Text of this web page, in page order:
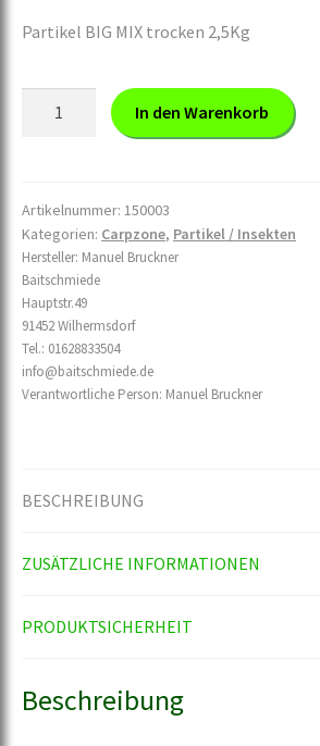
Partikel BIG MIX trocken 2,5Kg
2,5Kg
Menge
In den Warenkorb
Artikelnummer: 150003
Kategorien: Carpzone, Partikel / Insekten
Hersteller: Manuel Bruckner
Baitschmiede
Hauptstr.49
91452 Wilhermsdorf
Tel.: 01628833504
info@baitschmiede.de
Verantwortliche Person: Manuel Bruckner
BESCHREIBUNG
ZUSÄTZLICHE INFORMATIONEN
PRODUKTSICHERHEIT
Beschreibung